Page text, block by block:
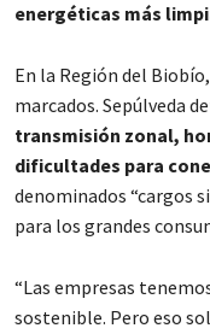
energéticas más
En la Región del
marcados. Sepúlveda
transmisión zonal,
dificultades para
denominados “cargos
para los grandes
“Las empresas
sostenible. Pero eso